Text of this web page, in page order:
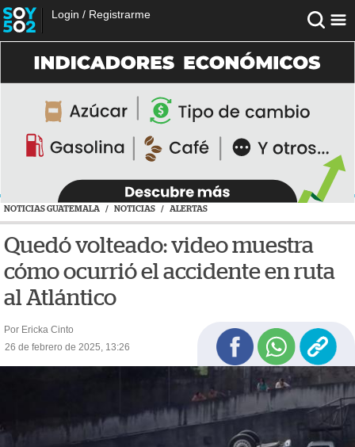
Login / Registrarme
NOTICIAS GUATEMALA / NOTICIAS / ALERTAS
Quedó volteado: video muestra
cómo ocurrió el accidente en ruta
al Atlántico
Por Ericka Cinto
26 de febrero de 2025, 13:26